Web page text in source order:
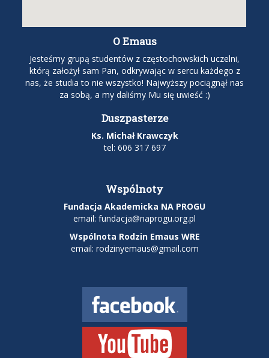
O Emaus
Jesteśmy grupą studentów z częstochowskich uczelni,
którą założył sam Pan, odkrywając w sercu każdego z
nas, że studia to nie wszystko! Najwyższy pociągnął nas
za sobą, a my daliśmy Mu się uwieść :)
Duszpasterze
Ks. Michał Krawczyk
tel: 606 317 697
Wspólnoty
Fundacja Akademicka NA PROGU
email: fundacja@naprogu.org.pl
Wspólnota Rodzin Emaus WRE
email: rodzinyemaus@gmail.com